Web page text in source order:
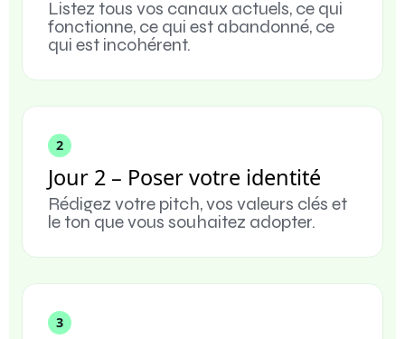
Listez tous vos canaux actuels, ce qui
fonctionne, ce qui est abandonné, ce
qui est incohérent.
2
Jour 2 – Poser votre identité
Rédigez votre pitch, vos valeurs clés et
le ton que vous souhaitez adopter.
3